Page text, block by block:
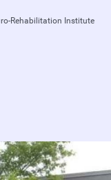
Rehabilitation Institute